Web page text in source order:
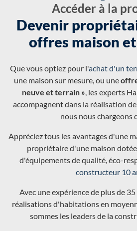
Accéder à la
Devenir
offres maison
Que vous optiez pour l'achat d'un
une maison sur mesure, ou une
neuve et terrain », les experts
accompagnent dans la réalisation
nous nous chargeons
Appréciez tous les avantages d'une
propriétaire d'une maison
d'équipements de qualité, éco-
constructeur 10
Avec une expérience de plus de
réalisations d'habitations en
sommes les leaders de la